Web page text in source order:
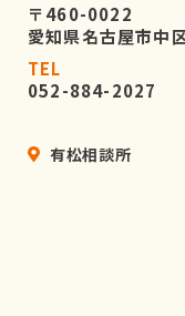
〒460-0022
愛知県名古屋市中
TEL
052-884-2027
有松相談所